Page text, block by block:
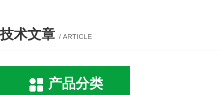
技术文章 / ARTICLE
产品分类